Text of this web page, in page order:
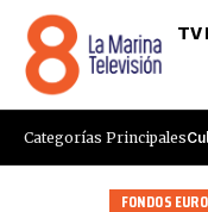
TV
Categorías Principales
FONDOS